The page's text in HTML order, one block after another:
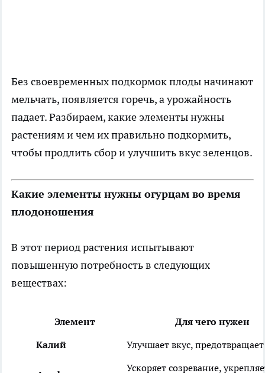
Без своевременных подкормок плоды начинают
мельчать, появляется горечь, а урожайность
падает. Разбираем, какие элементы нужны
растениям и чем их правильно подкормить,
чтобы продлить сбор и улучшить вкус зеленцов.
Какие элементы нужны огурцам во время
плодоношения
В этот период растения испытывают
повышенную потребность в следующих
веществах:
Элемент
Для чего нужен
Калий
Улучшает вкус, предотвращает
Ускоряет созревание,